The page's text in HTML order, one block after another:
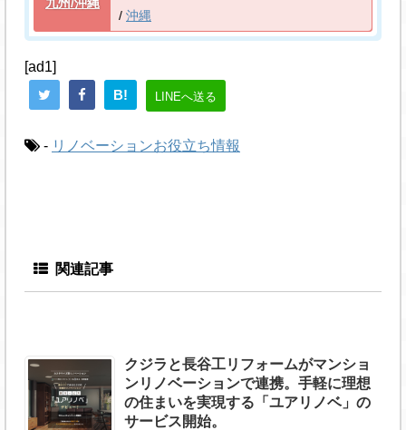
沖縄
[ad1]
B!
LINEへ送る
- リノベーションお役立ち情報
関連記事
クジラと長谷工リフォームがマンショ
ンリノベーションで連携。手軽に理想
の住まいを実現する「ユアリノベ」の
サービス開始。